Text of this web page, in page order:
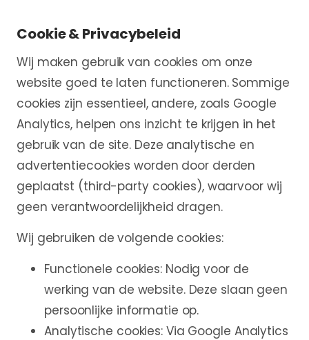
Cookie & Privacybeleid
Wij maken gebruik van cookies om onze
website goed te laten functioneren. Sommige
cookies zijn essentieel, andere, zoals Google
Analytics, helpen ons inzicht te krijgen in het
gebruik van de site. Deze analytische en
advertentiecookies worden door derden
geplaatst (third-party cookies), waarvoor wij
geen verantwoordelijkheid dragen.
Wij gebruiken de volgende cookies:
Functionele cookies: Nodig voor de
werking van de website. Deze slaan geen
persoonlijke informatie op.
Analytische cookies: Via Google Analytics